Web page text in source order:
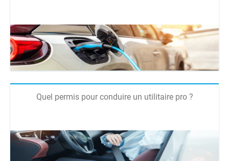
Quel permis pour conduire un utilitaire pro ?